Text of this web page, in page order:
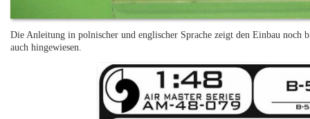
Die Anleitung in polnischer und englischer Sprache zeigt den Einbau
auch hingewiesen.